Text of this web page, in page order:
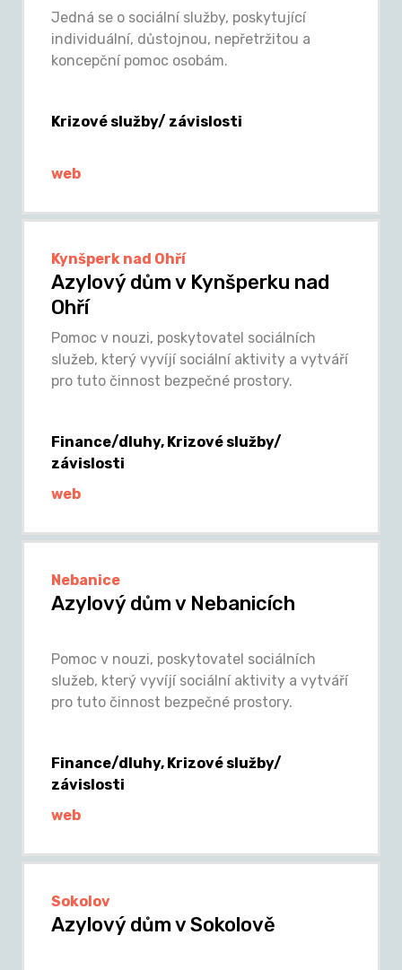
Jedná se o sociální služby, poskytující
individuální, důstojnou, nepřetržitou a
koncepční pomoc osobám.
Krizové služby/ závislosti
web
Kynšperk nad Ohří
Azylový dům v Kynšperku nad
Ohří
Pomoc v nouzi, poskytovatel sociálních
služeb, který vyvíjí sociální aktivity a vytváří
pro tuto činnost bezpečné prostory.
Finance/dluhy, Krizové služby/
závislosti
web
Nebanice
Azylový dům v Nebanicích
Pomoc v nouzi, poskytovatel sociálních
služeb, který vyvíjí sociální aktivity a vytváří
pro tuto činnost bezpečné prostory.
Finance/dluhy, Krizové služby/
závislosti
web
Sokolov
Azylový dům v Sokolově